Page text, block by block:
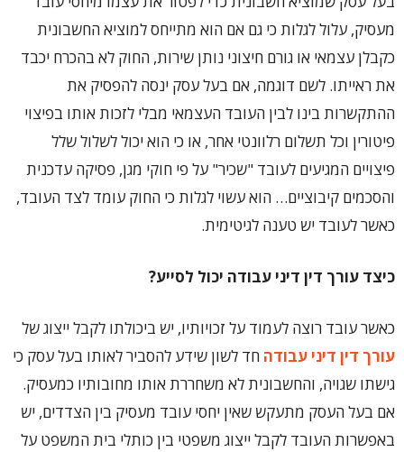
מעסיק, עלול לגלות כי גם אם הוא מתייחס למוציא החשבונית
כקבלן עצמאי או גורם חיצוני נותן שירות, החוק לא בהכרח יכבד
את ראייתו. לשם דוגמה, אם בעל עסק ינסה להפסיק את
ההתקשרות בינו לבין העובד העצמאי מבלי לזכות אותו בפיצוי
פיטורין וכל תשלום רלוונטי אחר, או כי הוא יכול לשלול שלל
פיצויים המגיעים לעובד "שכיר" על פי חוקי מגן, פסיקה עדכנית
והסכמים קיבוציים… הוא עשוי לגלות כי החוק עומד לצד העובד,
כאשר לעובד יש טענה לגיטימית.
כיצד עורך דין דיני עבודה יכול לסייע?
כאשר עובד רוצה לעמוד על זכויותיו, יש ביכולתו לקבל ייצוג של
עורך דין דיני עבודה חד לשון שידע להסביר לאותו בעל עסק כי
גישתו שגויה, והחשבונית לא משחררת אותו מחובותיו כמעסיק.
אם בעל העסק מתעקש שאין יחסי עובד מעסיק בין הצדדים, יש
באפשרות העובד לקבל ייצוג משפטי בין כותלי בית המשפט על